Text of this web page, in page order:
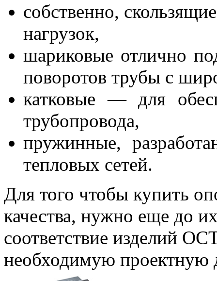
собственно,
нагрузок,
шариковые отлично
поворотов трубы с
катковые — для
трубопровода,
пружинные,
тепловых сетей.
Для того чтобы купить
качества, нужно еще до
соответствие изделий
необходимую проектную